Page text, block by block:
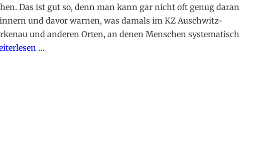
Das ist gut so, denn man kann gar nicht oft genug daran
und davor warnen, was damals im KZ Auschwitz-
und anderen Orten, an denen Menschen systematisch
…